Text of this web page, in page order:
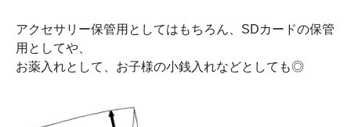
アクセサリー保管用としてはもちろん、SDカードの保管
用としてや、
お薬入れとして、お子様の小銭入れなどとしても◎